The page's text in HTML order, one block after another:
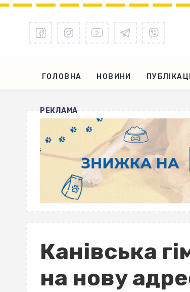
ГОЛОВНА НОВИНИ ПУБЛІКАЦІЇ
РЕКЛАМА
Канівська
на нову